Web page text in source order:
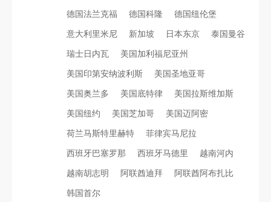
德国法兰克福 德国科隆 德国纽伦堡
意大利里米尼 新加坡 日本东京 泰国曼谷
瑞士日内瓦 美国加利福尼亚州
美国印第安纳波利斯 美国圣地亚哥
美国奥兰多 美国底特律 美国拉斯维加斯
美国纽约 美国芝加哥 美国迈阿密
荷兰马斯特里赫特 菲律宾马尼拉
西班牙巴塞罗那 西班牙马德里 越南河内
越南胡志明 阿联酋迪拜 阿联酋阿布扎比
韩国首尔